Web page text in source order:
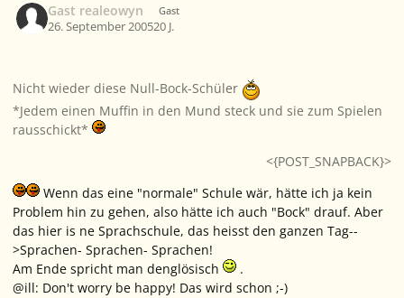
Gast realeowyn Gast
26. September 200520 J.
Nicht wieder diese Null-Bock-Schüler
*Jedem einen Muffin in den Mund steck und sie zum Spielen
rausschickt*
<{POST_SNAPBACK}>
Wenn das eine "normale" Schule wär, hätte ich ja kein
Problem hin zu gehen, also hätte ich auch "Bock" drauf. Aber
das hier is ne Sprachschule, das heisst den ganzen Tag--
>Sprachen- Sprachen- Sprachen!
Am Ende spricht man denglösisch
.
@ill: Don't worry be happy! Das wird schon ;-)